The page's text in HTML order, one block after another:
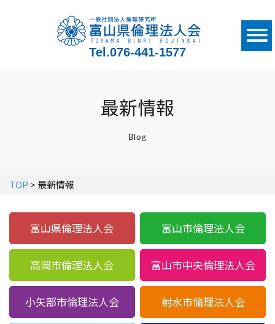
Tel.076-441-1577
最新情報
Blog
TOP > 最新情報
富山県倫理法人会 富山市倫理法人会
高岡市倫理法人会 富山市中央倫理法人会
小矢部市倫理法人会 射水市倫理法人会